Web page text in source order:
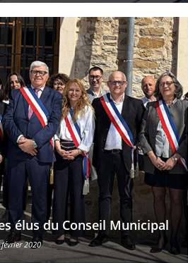
élus du Conseil Municipal
2020